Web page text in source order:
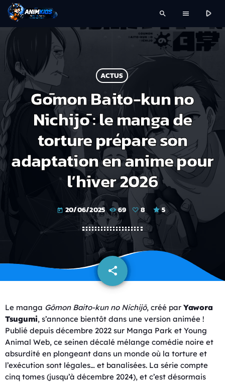
search menu play_arrow
ACTUS
Gōmon Baito-kun no
Nichijō : le manga de
torture prépare son
adaptation en anime pour
l’hiver 2026
today 20/06/2025 69 8 5
share
email
Le manga Gōmon Baito-kun no Nichijō, créé par Yawora
Tsugumi, s’annonce bientôt dans une version animée !
Publié depuis décembre 2022 sur Manga Park et Young
Animal Web, ce seinen décalé mélange comédie noire et
absurdité en plongeant dans un monde où la torture et
l’exécution sont légales… et banalisées. La série compte
cinq tomes (jusqu’à décembre 2024), et c’est désormais